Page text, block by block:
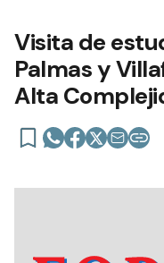
Visita de
Palmas y
Alta